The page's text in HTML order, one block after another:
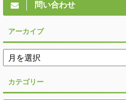
問い合わせ
アーカイブ
カテゴリー